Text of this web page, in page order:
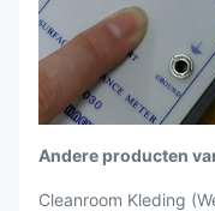
Andere producten
Cleanroom Kleding